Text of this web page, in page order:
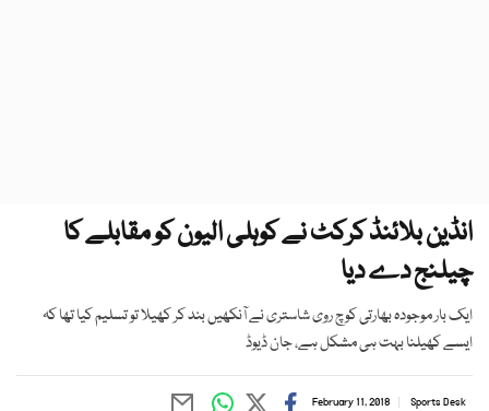
انڈین بلائنڈ کرکٹ نے کوہلی الیون کو مقابلے کا
چیلنج دے دیا
ایک بار موجودہ بھارتی کوچ روی شاستری نے آنکھیں بند کر کھیلا تو تسلیم کیا تھا کہ
ایسے کھیلنا بہت ہی مشکل ہے، جان ڈیوڈ
Sports Desk
February 11, 2018